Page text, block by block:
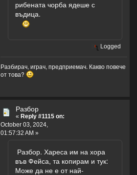
рибената чорба ядеше с
въдица.
Logged
Разбирач, играч, предприемач. Какво повече
от това?
Разбор
« Reply #1115 on:
October 03, 2024,
01:57:32 AM »
Разбор. Хареса им на хора
във Фейса, та копирам и тук:
Може да не е от най-